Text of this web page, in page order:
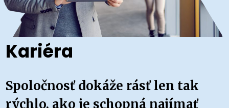
Kariéra
Spoločnosť dokáže rásť len tak
rýchlo, ako je schopná najímať